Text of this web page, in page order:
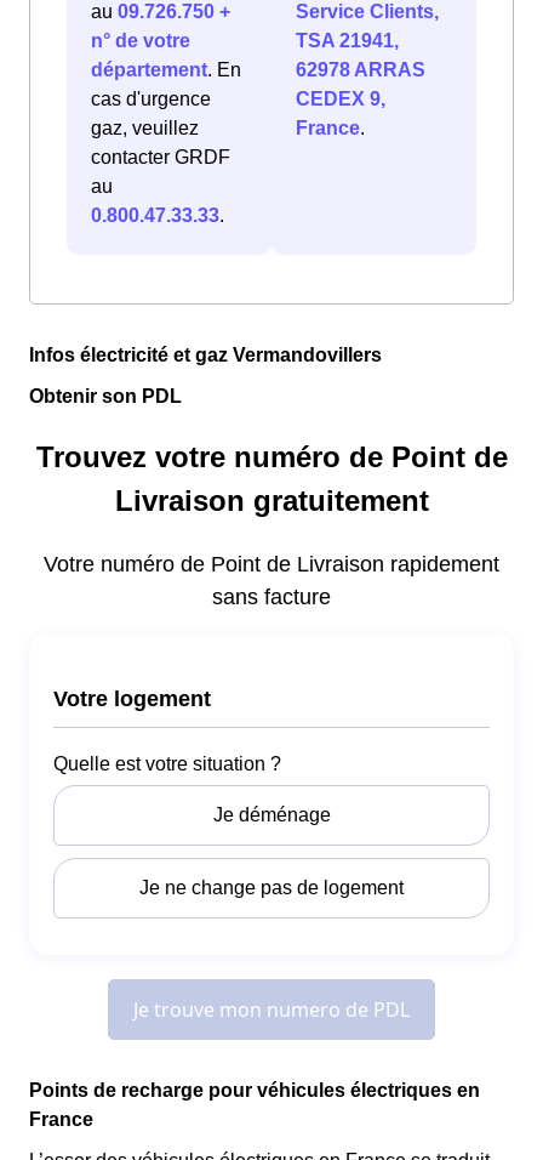
au 09.726.750 +
n° de votre
département. En
cas d'urgence
gaz, veuillez
contacter GRDF
au
0.800.47.33.33.
Service Clients,
TSA 21941,
62978 ARRAS
CEDEX 9,
France.
Infos électricité et gaz Vermandovillers
Obtenir son PDL
Points de recharge pour véhicules électriques en
France